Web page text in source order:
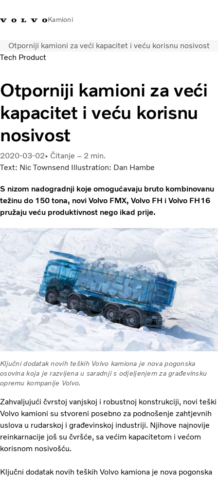
Kamioni
Volvo Trucks Bosna i
Hercegovina - Kontakti
Prodavaonica Volvo Trucks
Prijava
Bosna I
Transportna rješenja
Kamioni
Kampanje
Lokator distributera
Vijesti
O nama
Kontaktirajte nas
Otporniji kamioni za veći kapacitet i veću korisnu nosivost
Tech Product
Otporniji kamioni za veći
kapacitet i veću korisnu
nosivost
2020-03-02
Čitanje – 2 min.
Text: Nic Townsend Illustration: Dan Hambe
S nizom nadogradnji koje omogućavaju bruto kombinovanu
težinu do 150 tona, novi Volvo FMX, Volvo FH i Volvo FH16
pružaju veću produktivnost nego ikad prije.
Ključni dodatak novih teških Volvo kamiona je nova pogonska
osovina koja je razvijena u saradnji s odjeljenjem za građevinsku
opremu kompanije Volvo.
Zahvaljujući čvrstoj vanjskoj i robustnoj konstrukciji, novi teški
Volvo kamioni su stvoreni posebno za podnošenje zahtjevnih
uslova u rudarskoj i građevinskoj industriji. Njihove najnovije
reinkarnacije još su čvršće, sa većim kapacitetom i većom
korisnom nosivošću.
Ključni dodatak novih teških Volvo kamiona je nova pogonska